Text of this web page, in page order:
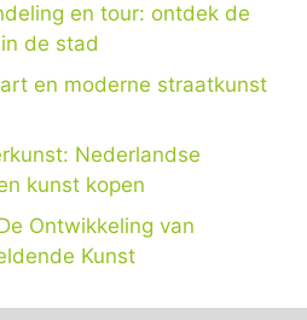
en tour: ontdek de
de stad
en moderne straatkunst
Nederlandse
kunst kopen
Ontwikkeling van
Kunst